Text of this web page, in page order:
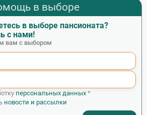
в выборе
в выборе пансионата?
с нами!
вам с выбором
персональных данных *
новости и рассылки